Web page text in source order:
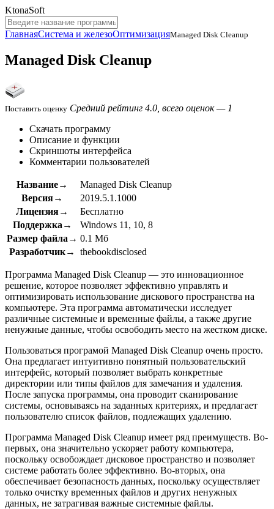
KtonaSoft
ГлавнаяСистема и железоОптимизацияManaged Disk Cleanup
Managed Disk Cleanup
Поставить оценку Средний рейтинг 4.0, всего оценок — 1
Скачать программу
Описание и функции
Скриншоты интерфейса
Комментарии пользователей
Название→
Managed Disk Cleanup
Версия→
2019.5.1.1000
Лицензия→
Бесплатно
Поддержка→
Windows 11, 10, 8
Размер файла→ 0.1 Мб
Разработчик→
thebookdisclosed
Программа Managed Disk Cleanup — это инновационное
решение, которое позволяет эффективно управлять и
оптимизировать использование дискового пространства на
компьютере. Эта программа автоматически исследует
различные системные и временные файлы, а также другие
ненужные данные, чтобы освободить место на жестком диске.
Пользоваться програмой Managed Disk Cleanup очень просто.
Она предлагает интуитивно понятный пользовательский
интерфейс, который позволяет выбрать конкретные
директории или типы файлов для замечания и удаления.
После запуска программы, она проводит сканирование
системы, основываясь на заданных критериях, и предлагает
пользователю список файлов, подлежащих удалению.
Программа Managed Disk Cleanup имеет ряд преимуществ. Во-
первых, она значительно ускоряет работу компьютера,
поскольку освобождает дисковое пространство и позволяет
системе работать более эффективно. Во-вторых, она
обеспечивает безопасность данных, поскольку осуществляет
только очистку временных файлов и других ненужных
данных, не затрагивая важные системные файлы.